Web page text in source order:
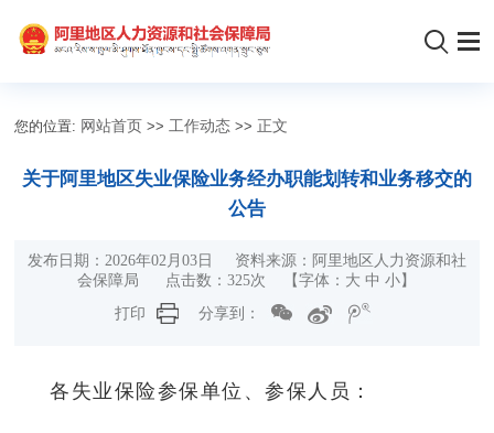
您的位置: 网站首页 >> 工作动态 >> 正文
关于阿里地区失业保险业务经办职能划转和业务移交的
公告
发布日期：2026年02月03日 资料来源：阿里地区人力资源和社
会保障局 点击数：325次 【字体： 大 中 小 】
打印
分享到：
各失业保险参保单位、参保人员：